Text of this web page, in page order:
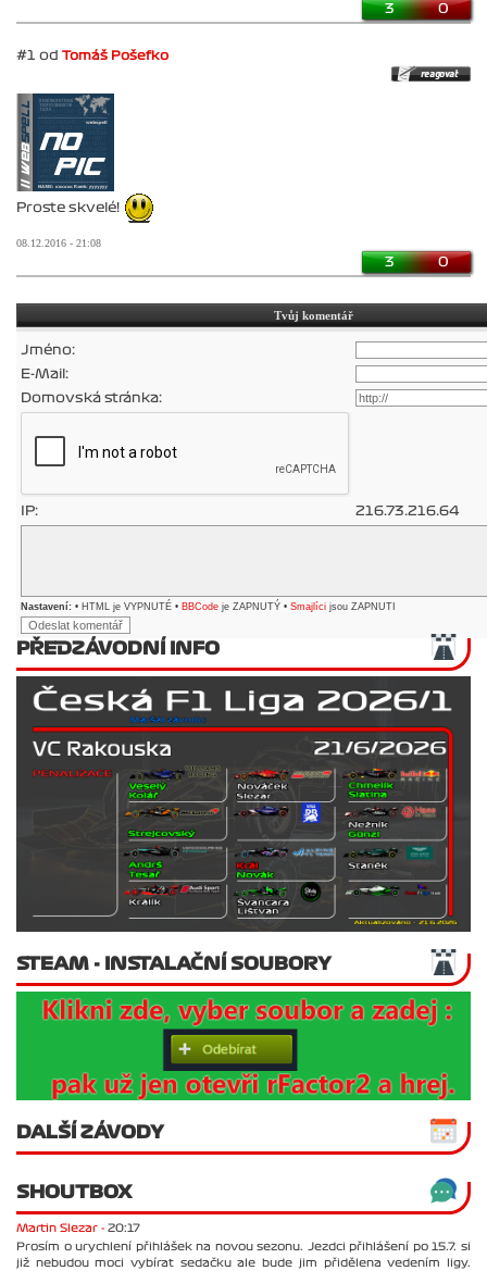
3 0
#1 od Tomáš Pošefko
Proste skvelé!
08.12.2016 - 21:08
3 0
Tvůj komentář
Jméno:
E-Mail:
Domovská stránka:
IP: 216.73.216.64
Nastavení: • HTML je VYPNUTÉ • BBCode je ZAPNUTÝ • Smajlíci jsou ZAPNUTI
PŘEDZÁVODNÍ INFO
STEAM - INSTALAČNÍ SOUBORY
DALŠÍ ZÁVODY
SHOUTBOX
Martin Slezar - 20:17
Prosím o urychlení přihlášek na novou sezonu. Jezdci přihlášení po 15.7. si
již nebudou moci vybírat sedačku ale bude jim přidělena vedením ligy.